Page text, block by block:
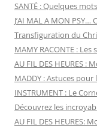
SANTÉ : Quelques
J’AI MAL A MON
Transfiguration du
MAMY RACONTE :
AU FIL DES HEURES :
MADDY : Astuces
INSTRUMENT : Le
Découvrez les
AU FIL DES HEURES: